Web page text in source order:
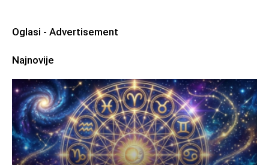
Oglasi - Advertisement
Najnovije